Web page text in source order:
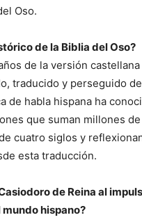
Oso.
de la Biblia del Oso?
de la versión
traducido y perseguido
de habla hispana ha
que suman millones
cuatro siglos y
esta traducción.
de Reina al
hispano?